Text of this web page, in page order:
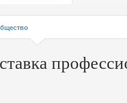
клиентов